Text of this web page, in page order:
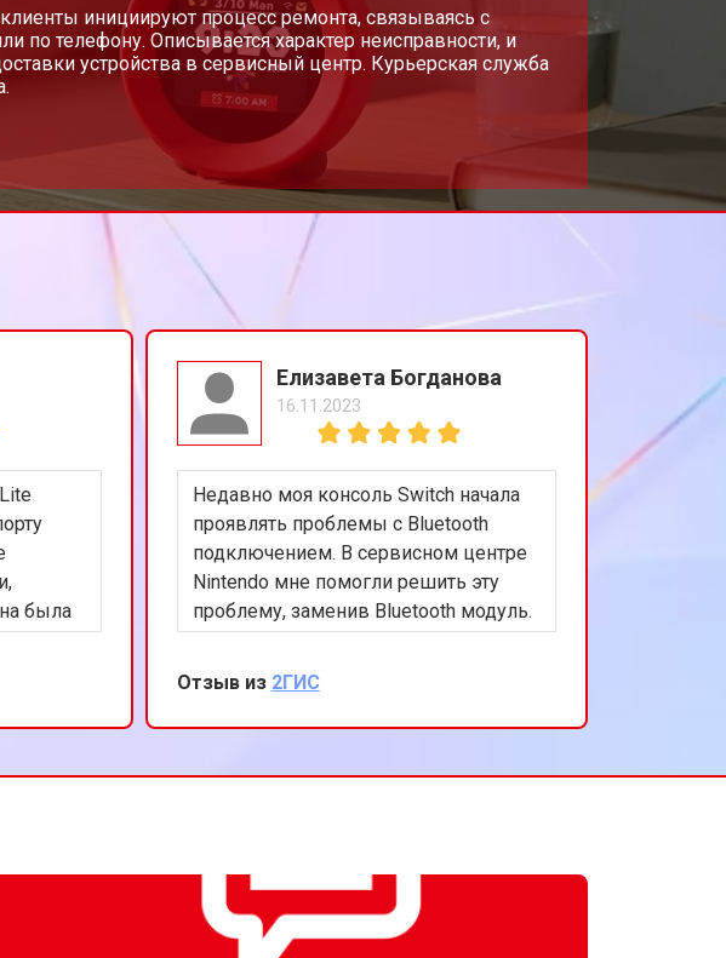
70 мин от 2000 ₽ Заказать
инициируют процесс ремонта, связываясь с
по телефону. Описывается характер неисправности, и
устройства в сервисный центр. Курьерская служба
была
на
этот
Елизавета Богданова
16.11.2023
Недавно моя консоль Switch начала
проявлять проблемы с Bluetooth
подключением. В сервисном центре
Nintendo мне помогли решить эту
проблему, заменив Bluetooth модуль.
Осталась очень довольна быстрым и
качественным сервисом. Спасибо за
вашу работу!
Отзыв из 2ГИС